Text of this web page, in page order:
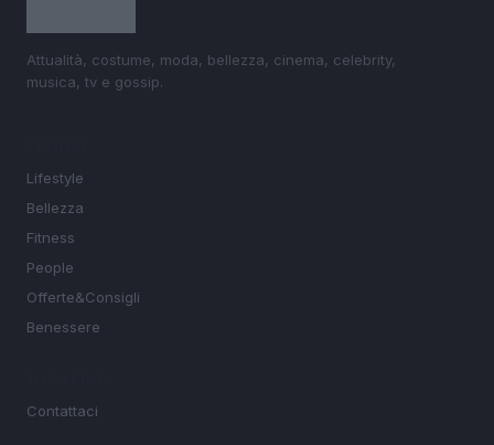
Attualità, costume, moda, bellezza, cinema, celebrity,
musica, tv e gossip.
Lifestyle
Bellezza
Fitness
People
Offerte&Consigli
Benessere
Contattaci